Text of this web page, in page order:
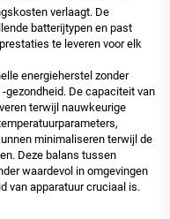
verlaagt. De
batterijtypen en past
te leveren voor elk
energieherstel zonder
gezondheid. De capaciteit van
terwijl nauwkeurige
minimaliseren terwijl de
Deze balans tussen
waardevol in omgevingen
van apparatuur cruciaal is.